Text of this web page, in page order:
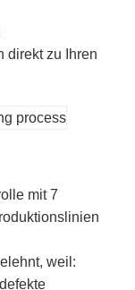
direkt zu Ihren
mit 7
weil: